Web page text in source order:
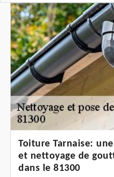
Toiture Tarnaise:
et nettoyage de
dans le 81300